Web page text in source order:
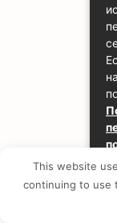
This website
continuing to use